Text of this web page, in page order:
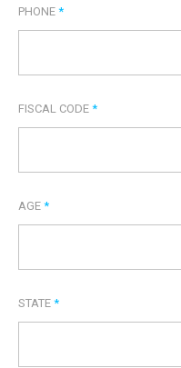
PHONE *
FISCAL CODE *
AGE *
STATE *